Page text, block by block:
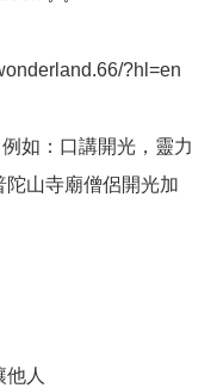
?hl=en
如：口講開光，靈力
陀山寺廟僧侶開光加
人